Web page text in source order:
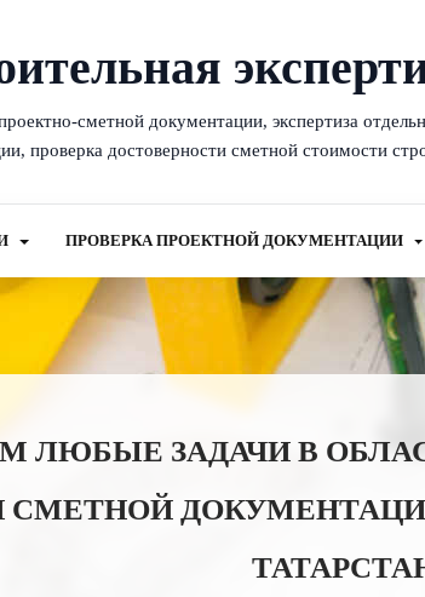
сметной документации, экспертиза
проверка достоверности сметной стоимости
ПРОВЕРКА ПРОЕКТНОЙ ДОКУМЕНТАЦИИ
ЛЮБЫЕ ЗАДАЧИ В
СМЕТНОЙ